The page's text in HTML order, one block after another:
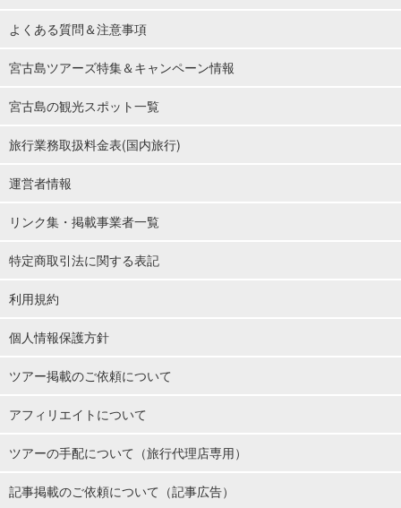
よくある質問＆注意事項
宮古島ツアーズ特集＆キャンペーン情報
宮古島の観光スポット一覧
旅行業務取扱料金表(国内旅行)
運営者情報
リンク集・掲載事業者一覧
特定商取引法に関する表記
利用規約
個人情報保護方針
ツアー掲載のご依頼について
アフィリエイトについて
ツアーの手配について（旅行代理店専用）
記事掲載のご依頼について（記事広告）